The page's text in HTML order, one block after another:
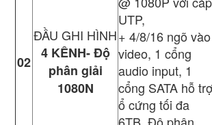
02
ĐẦU GHI HÌNH
4 KÊNH- Độ
phân giải
1080N
UTP,
+ 4/8/16 ngõ vào
video, 1 cổng
audio input, 1
cổng SATA hỗ trợ
ổ cứng tối đa